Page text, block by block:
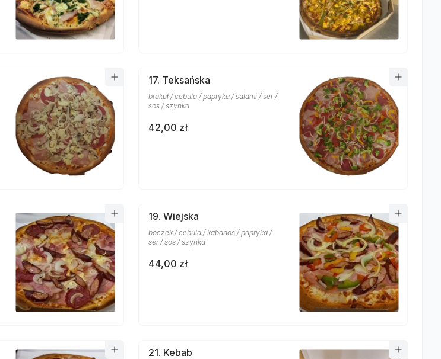
17. Teksańska
brokuł / cebula / papryka / salami / ser /
sos / szynka
42,00 zł
19. Wiejska
boczek / cebula / kabanos / papryka /
ser / sos / szynka
44,00 zł
21. Kebab